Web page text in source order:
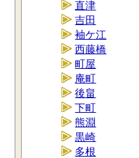
直津
吉田
袖ケ江
西藤橋
町屋
庵町
後畠
下町
熊淵
黒崎
多根